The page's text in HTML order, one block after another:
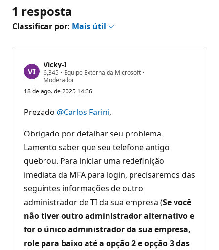
1 resposta
Classificar por: Mais útil
Vicky-I
6,345 P
o
t
s
d
e
p
u
t
ç
o
• Equipe Externa da Microsoft •
Moderador
18 de ago. de 2025 14:36
Prezado @Carlos Farini,
Obrigado por detalhar seu problema.
Lamento saber que seu telefone antigo
quebrou. Para iniciar uma redefinição
imediata da MFA para login, precisaremos das
seguintes informações de outro
administrador de TI da sua empresa (Se você
não tiver outro administrador alternativo e
for o único administrador da sua empresa,
role para baixo até a opção 2 e opção 3 das